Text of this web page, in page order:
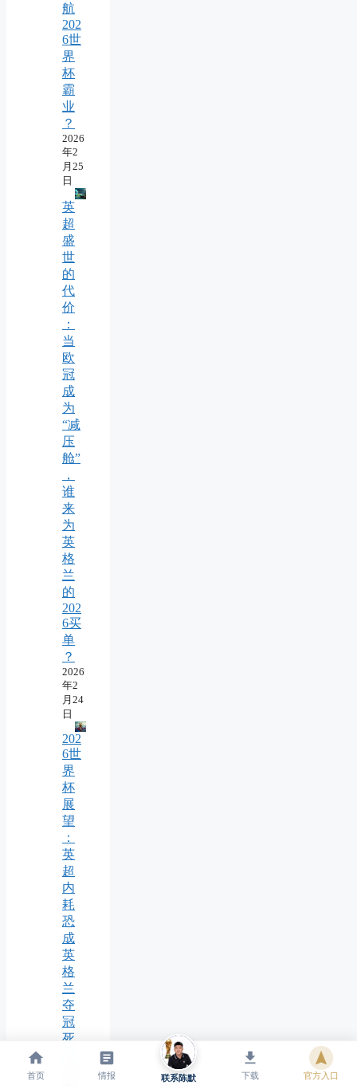
航
202
6世
界
杯
霸
业
？
2026
年2
月25
日
英
超
盛
世
的
代
价
：
当
欧
冠
成
为
“减
压
舱”
，
谁
来
为
英
格
兰
的
202
6买
单
？
2026
年2
月24
日
202
6世
界
杯
展
望
：
英
超
内
耗
恐
成
英
格
兰
夺
冠
死
首页 情报 联系陈默 下载 官方入口